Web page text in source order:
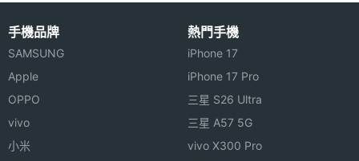
手機品牌
SAMSUNG
Apple
OPPO
vivo
小米
熱門手機
iPhone 17
iPhone 17 Pro
三星 S26 Ultra
三星 A57 5G
vivo X300 Pro